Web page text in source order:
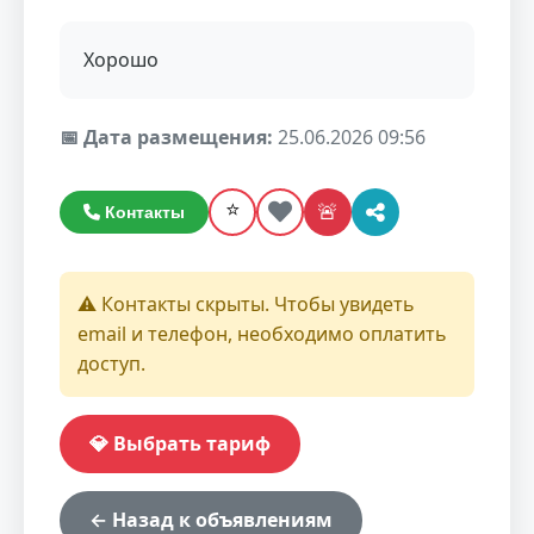
Хорошо
📅 Дата размещения: 25.06.2026 09:56
Контакты ⭐ 🚨
⚠️ Контакты скрыты. Чтобы увидеть
email и телефон, необходимо оплатить
доступ.
💎 Выбрать тариф
← Назад к объявлениям